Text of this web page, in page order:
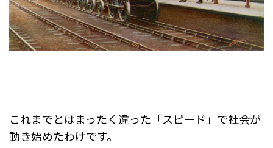
これまでとはまったく違った「スピード」で社会が
動き始めたわけです。